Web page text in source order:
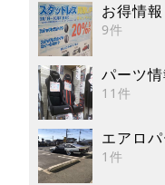
お得情報
9件
パーツ情
11件
エアロ
1件